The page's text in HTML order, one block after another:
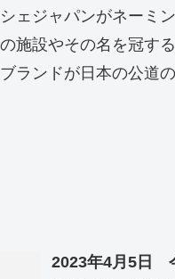
ェジャパンがネーミ
施設やその名を冠す
ランドが日本の公道
2023年4月5日